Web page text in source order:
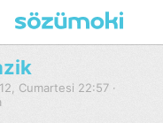
Cumartesi 22:57 ·